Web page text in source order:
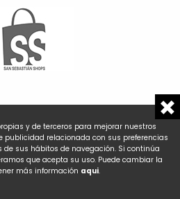
y de terceros para mejorar nuestros
publicidad relacionada con sus preferencias
sus hábitos de navegación. Si continúa
que acepta su uso. Puede cambiar la
más información aqui.
Local is better.
Política de cookies